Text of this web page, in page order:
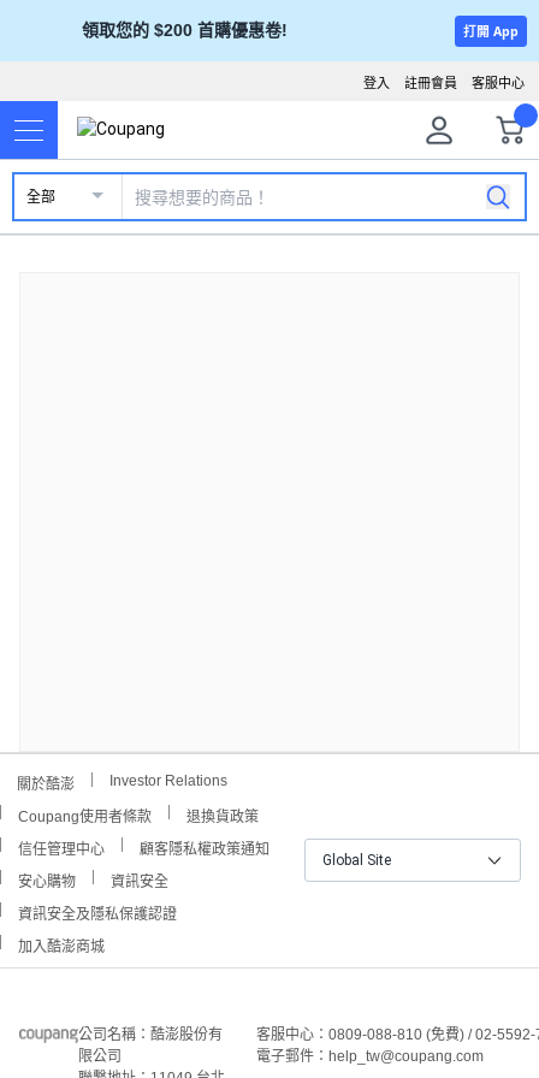
領取您的 $200 首購優惠卷! 打開 App
客服中心
註冊會員
登入
全部
關於酷澎 Investor Relations
Coupang使用者條款
退換貨政策
信任管理中心
顧客隱私權政策通知
安心購物
資訊安全
資訊安全及隱私保護認證
加入酷澎商城
Global Site
公司名稱：酷澎股份有
限公司
客服中心：0809-088-810 (免費) / 02-
電子郵件：help_tw@coupang.com